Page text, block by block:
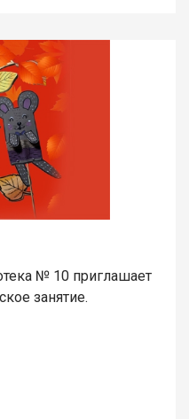
№ 10 приглашает
занятие.